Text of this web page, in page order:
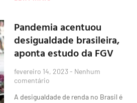
Pandemia acentuou
desigualdade brasileira,
aponta estudo da FGV
fevereiro 14, 2023 Nenhum
comentário
A desigualdade de renda no Brasil é